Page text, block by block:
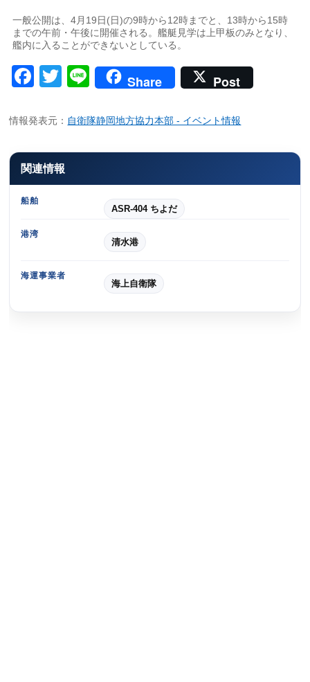
一般公開は、4月19日(日)の9時から12時までと、13時から15時
までの午前・午後に開催される。艦艇見学は上甲板のみとなり、
艦内に入ることができないとしている。
Facebook
Twitter
LineShare Post
情報発表元： 自衛隊静岡地方協力本部 - イベント情報
関連情報
船舶
ASR-404 ちよだ
港湾
清水港
海運事業者
海上自衛隊